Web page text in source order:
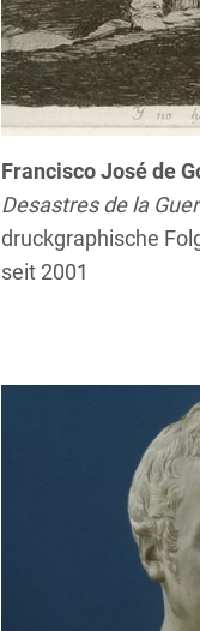
Francisco José de
Desastres de la
druckgraphische
seit 2001